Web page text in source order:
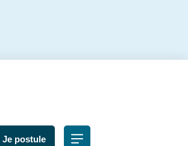
Je postule